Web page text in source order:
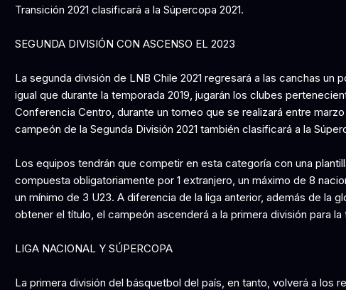
Transición 2021 clasificará a la Súpercopa 2021.
SEGUNDA DIVISIÓN CON ASCENSO EL 2023
La segunda división de LNB Chile 2021 regresará a las canchas un
igual que durante la temporada 2019, jugarán los clubes
Conferencia Centro, durante un torneo que se realizará entre
campeón de la Segunda División 2021 también clasificará a la
Los equipos tendrán que competir en esta categoría con una
compuesta obligatoriamente por 1 extranjero, un máximo de 8
un mínimo de 3 U23. A diferencia de la liga anterior, además de la
obtener el título, el campeón ascenderá a la primera división para la
LIGA NACIONAL Y SÚPERCOPA
La primera división del básquetbol del país, en tanto, volverá a los